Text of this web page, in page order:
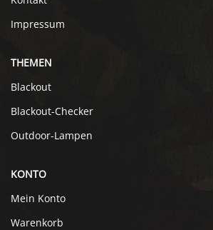
Impressum
THEMEN
Blackout
Blackout-Checker
Outdoor-Lampen
KONTO
Mein Konto
Warenkorb